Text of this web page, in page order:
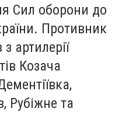
Сил оборони до
Противник
артилерії
Козача
Рубіжне та